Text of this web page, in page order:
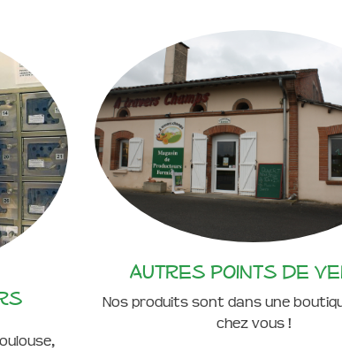
Autres points de
Nos produits sont dans une
chez vous !